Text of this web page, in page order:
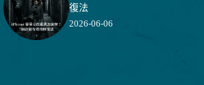
復法
2026-06-06